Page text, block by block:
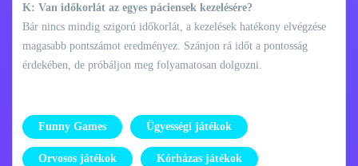
K: Van időkorlát az egyes páciensek kezelésére?
Bár nincs mindig szigorú időkorlát, a kezelések hatékony elvégzése
magasabb pontszámot eredményez. Szánjon rá időt a pontosság
érdekében, de próbáljon meg folyamatosan dolgozni.
Funny Games Ügyességi játékok
Orvosos játékok Kórházas játékok